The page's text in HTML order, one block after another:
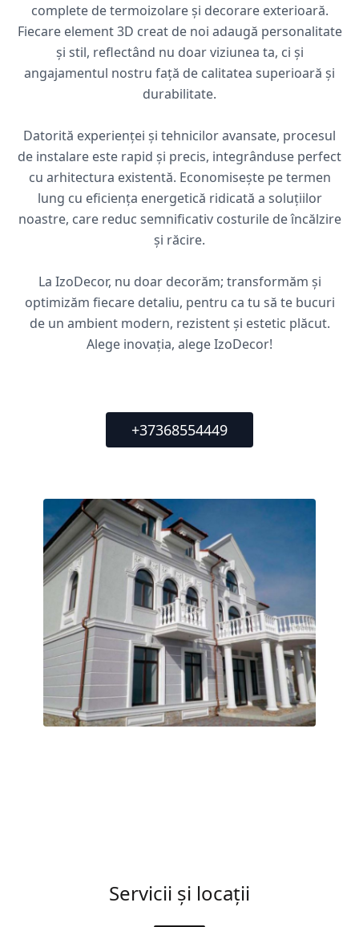
complete de termoizolare și decorare exterioară.
Fiecare element 3D creat de noi adaugă personalitate
și stil, reflectând nu doar viziunea ta, ci și
angajamentul nostru față de calitatea superioară și
durabilitate.
Datorită experienței și tehnicilor avansate, procesul
de instalare este rapid și precis, integrânduse perfect
cu arhitectura existentă. Economisește pe termen
lung cu eficiența energetică ridicată a soluțiilor
noastre, care reduc semnificativ costurile de încălzire
și răcire.
La IzoDecor, nu doar decorăm; transformăm și
optimizăm fiecare detaliu, pentru ca tu să te bucuri
de un ambient modern, rezistent și estetic plăcut.
Alege inovația, alege IzoDecor!
+37368554449
Servicii și locații